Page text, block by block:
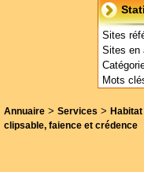
Sites
Sites en
Mots
Annuaire > Services > Habitat
clipsable, faience et crédence